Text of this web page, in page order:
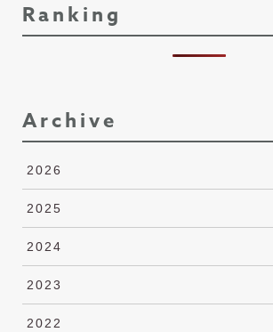
Ranking
Archive
2026
2025
2024
2023
2022